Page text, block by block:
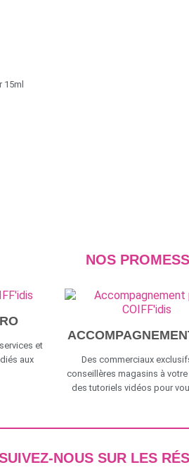
NOS
et
aux
Des commerciaux
conseillères magasins à
des tutoriels vidéos pour
NOUS SUR LES